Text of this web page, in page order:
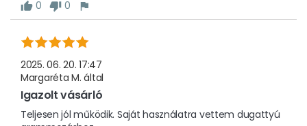
0 0
2025. 06. 20. 17:47
Margaréta M. által
Igazolt vásárló
Teljesen jól működik. Saját használatra vettem dugattyú